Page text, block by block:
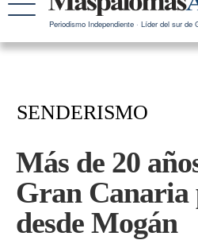
Periodismo Independiente · Líder del sur de
SENDERISMO
Más de 20
Gran Canaria
desde Mogán